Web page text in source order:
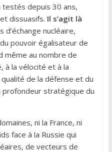
depuis 30 ans,
dissuasifs. Il s’agit là
d’échange nucléaire,
pouvoir égalisateur de
même au nombre de
à la vélocité et à la
de la défense et du
profondeur stratégique du
ni la France, ni
face à la Russie qui
de vecteurs de